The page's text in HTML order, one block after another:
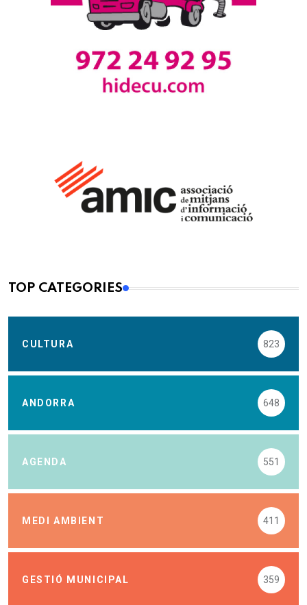
TOP CATEGORIES
CULTURA 823
ANDORRA 648
AGENDA 551
MEDI AMBIENT 411
GESTIÓ MUNICIPAL 359